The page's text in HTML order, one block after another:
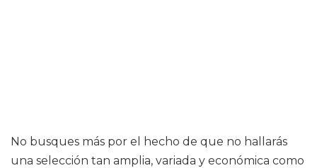
No busques más por el hecho de que no hallarás
una selección tan amplia, variada y económica como